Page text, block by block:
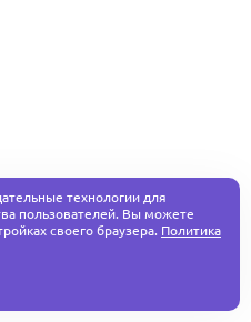
технологии для
пользователей. Вы можете
своего браузера. Политика